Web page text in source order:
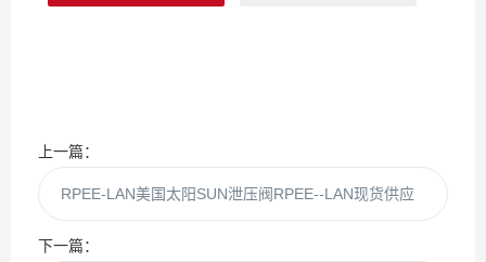
上一篇：
RPEE-LAN美国太阳SUN泄压阀RPEE--LAN现货供应
下一篇：